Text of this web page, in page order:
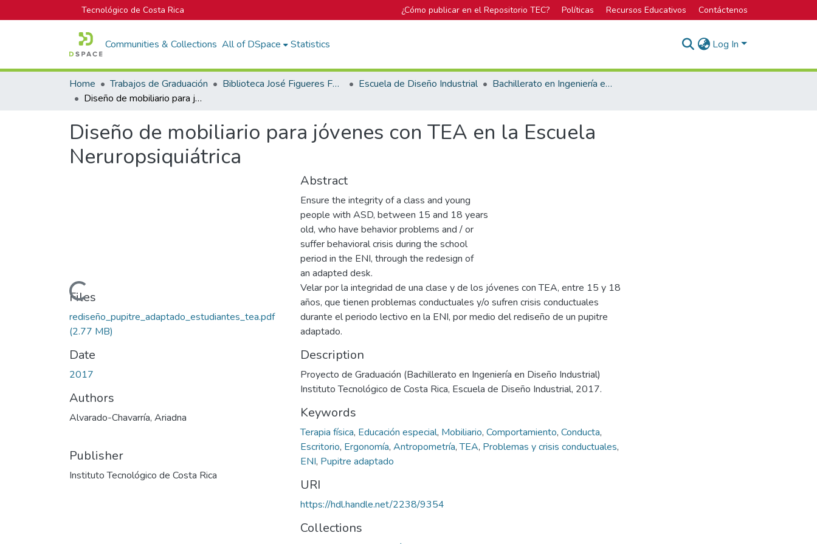
Tecnológico de Costa Rica ¿Cómo publicar en el Repositorio TEC? Políticas Recursos Educativos Contáctenos
Communities & Collections All of DSpace Statistics Log In
Home Trabajos de Graduación Biblioteca José Figueres Ferrer Escuela de Diseño Industrial
Bachillerato en Ingeniería en Diseño Industrial
Diseño de mobiliario para jóvenes con TEA en la Escuela Neruropsiquiátrica
Diseño de mobiliario para jóvenes con TEA en la Escuela
Neruropsiquiátrica
Loading...
Files
rediseño_pupitre_adaptado_estudiantes_tea.pdf
(2.77 MB)
Date
2017
Authors
Alvarado-Chavarría, Ariadna
Publisher
Instituto Tecnológico de Costa Rica
Abstract
Ensure the integrity of a class and young
people with ASD, between 15 and 18 years
old, who have behavior problems and / or
suffer behavioral crisis during the school
period in the ENI, through the redesign of
an adapted desk.
Velar por la integridad de una clase y de los jóvenes con TEA, entre 15 y 18
años, que tienen problemas conductuales y/o sufren crisis conductuales
durante el periodo lectivo en la ENI, por medio del rediseño de un pupitre
adaptado.
Description
Proyecto de Graduación (Bachillerato en Ingeniería en Diseño Industrial)
Instituto Tecnológico de Costa Rica, Escuela de Diseño Industrial, 2017.
Keywords
Terapia física, Educación especial, Mobiliario, Comportamiento, Conducta,
Escritorio, Ergonomía, Antropometría,TEA, Problemas y crisis conductuales,
ENI, Pupitre adaptado
URI
https://hdl.handle.net/2238/9354
Collections